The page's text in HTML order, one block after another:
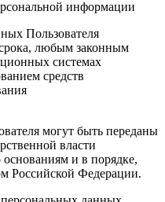
информации
Пользователя
срока, любым законным
системах
средств
могут быть переданы
власти
и в порядке,
Российской Федерации.